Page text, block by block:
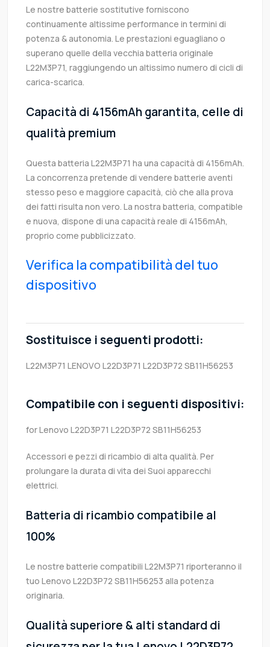
Le nostre batterie sostitutive forniscono
continuamente altissime performance in termini di
potenza & autonomia. Le prestazioni eguagliano o
superano quelle della vecchia batteria originale
L22M3P71, raggiungendo un altissimo numero di cicli di
carica-scarica.
Capacità di 4156mAh garantita, celle di
qualità premium
Questa batteria L22M3P71 ha una capacità di 4156mAh.
La concorrenza pretende di vendere batterie aventi
stesso peso e maggiore capacità, ciò che alla prova
dei fatti risulta non vero. La nostra batteria, compatible
e nuova, dispone di una capacità reale di 4156mAh,
proprio come pubblicizzato.
Verifica la compatibilità del tuo
dispositivo
Sostituisce i seguenti prodotti:
L22M3P71 LENOVO L22D3P71 L22D3P72 SB11H56253
Compatibile con i seguenti dispositivi:
for Lenovo L22D3P71 L22D3P72 SB11H56253
Accessori e pezzi di ricambio di alta qualità. Per
prolungare la durata di vita dei Suoi apparecchi
elettrici.
Batteria di ricambio compatibile al
100%
Le nostre batterie compatibili L22M3P71 riporteranno il
tuo Lenovo L22D3P72 SB11H56253 alla potenza
originaria.
Qualità superiore & alti standard di